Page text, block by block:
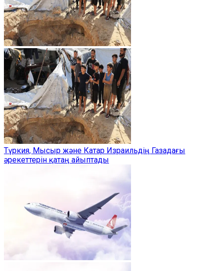
Түркия, Мысыр және Катар Израильдің Газадағы
әрекеттерін қатаң айыптады